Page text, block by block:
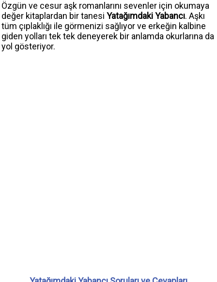
Özgün ve cesur aşk romanlarını sevenler için okumaya
değer kitaplardan bir tanesi Yatağımdaki Yabancı. Aşkı
tüm çıplaklığı ile görmenizi sağlıyor ve erkeğin kalbine
giden yolları tek tek deneyerek bir anlamda okurlarına da
yol gösteriyor.